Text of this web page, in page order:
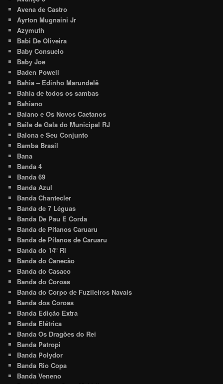
Avena de Castro
Ayrton Mugnaini Jr
Azymuth
Babi De Oliveira
Baby Consuelo
Baby Joe
Baden Powell
Bahia – Edinho Marundelê
Bahia de todos os sambas
Bahiano
Baiano e Os Novos Caetanos
Baile de Gala do Municipal RJ
Balona e Seu Conjunto
Bamba Brasil
Bana
Banda 4
Banda 69
Banda Azul
Banda Chantecler
Banda de 7 Léguas
Banda De Pau E Corda
Banda de Pífanos Caruaru
Banda de Pífanos de Caruaru
Banda do 14º RI
Banda do Canecão
Banda do Casaco
Banda do Coroas
Banda do Corpo de Fuzileiros Navais
Banda dos Coroas
Banda Edição Extra
Banda Elétrica
Banda Os Dragões do Rei
Banda Patropi
Banda Polydor
Banda Rio Copa
Banda Veneno